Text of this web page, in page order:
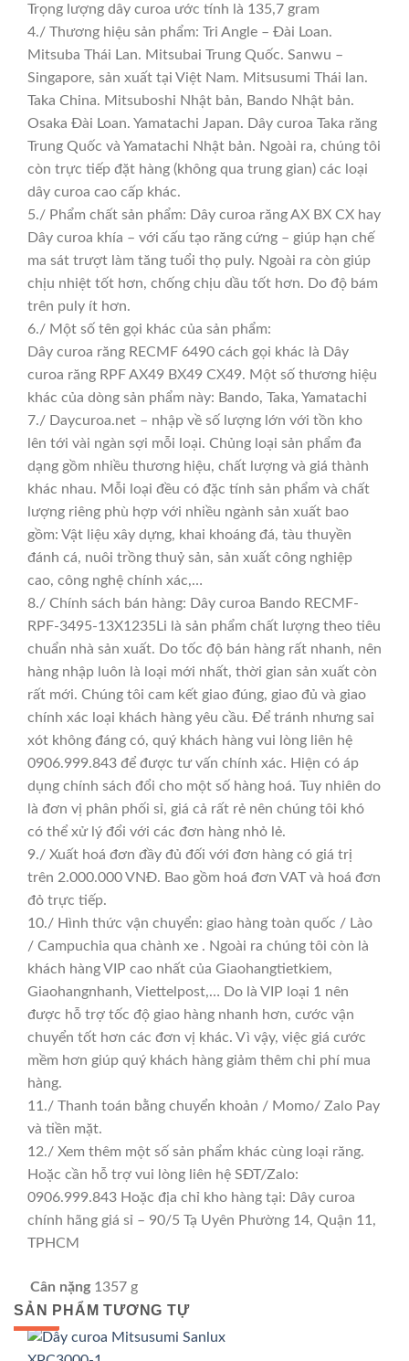
Trọng lượng dây curoa ước tính là 135,7 gram
4./ Thương hiệu sản phẩm: Tri Angle – Đài Loan.
Mitsuba Thái Lan. Mitsubai Trung Quốc. Sanwu –
Singapore, sản xuất tại Việt Nam. Mitsusumi Thái lan.
Taka China. Mitsuboshi Nhật bản, Bando Nhật bản.
Osaka Đài Loan. Yamatachi Japan. Dây curoa Taka răng
Trung Quốc và Yamatachi Nhật bản. Ngoài ra, chúng tôi
còn trực tiếp đặt hàng (không qua trung gian) các loại
dây curoa cao cấp khác.
5./ Phẩm chất sản phẩm: Dây curoa răng AX BX CX hay
Dây curoa khía – với cấu tạo răng cứng – giúp hạn chế
ma sát trượt làm tăng tuổi thọ puly. Ngoài ra còn giúp
chịu nhiệt tốt hơn, chống chịu dầu tốt hơn. Do độ bám
trên puly ít hơn.
6./ Một số tên gọi khác của sản phẩm:
Dây curoa răng RECMF 6490 cách gọi khác là Dây
curoa răng RPF AX49 BX49 CX49. Một số thương hiệu
khác của dòng sản phẩm này: Bando, Taka, Yamatachi
7./ Daycuroa.net – nhập về số lượng lớn với tồn kho
lên tới vài ngàn sợi mỗi loại. Chủng loại sản phẩm đa
dạng gồm nhiều thương hiệu, chất lượng và giá thành
khác nhau. Mỗi loại đều có đặc tính sản phẩm và chất
lượng riêng phù hợp với nhiều ngành sản xuất bao
gồm: Vật liệu xây dựng, khai khoáng đá, tàu thuyền
đánh cá, nuôi trồng thuỷ sản, sản xuất công nghiệp
cao, công nghệ chính xác,…
8./ Chính sách bán hàng: Dây curoa Bando RECMF-
RPF-3495-13X1235Li là sản phẩm chất lượng theo tiêu
chuẩn nhà sản xuất. Do tốc độ bán hàng rất nhanh, nên
hàng nhập luôn là loại mới nhất, thời gian sản xuất còn
rất mới. Chúng tôi cam kết giao đúng, giao đủ và giao
chính xác loại khách hàng yêu cầu. Để tránh nhưng sai
xót không đáng có, quý khách hàng vui lòng liên hệ
0906.999.843 để được tư vấn chính xác. Hiện có áp
dụng chính sách đổi cho một số hàng hoá. Tuy nhiên do
là đơn vị phân phối sỉ, giá cả rất rẻ nên chúng tôi khó
có thể xử lý đổi với các đơn hàng nhỏ lẻ.
9./ Xuất hoá đơn đầy đủ đối với đơn hàng có giá trị
trên 2.000.000 VNĐ. Bao gồm hoá đơn VAT và hoá đơn
đỏ trực tiếp.
10./ Hình thức vận chuyển: giao hàng toàn quốc / Lào
/ Campuchia qua chành xe . Ngoài ra chúng tôi còn là
khách hàng VIP cao nhất của Giaohangtietkiem,
Giaohangnhanh, Viettelpost,… Do là VIP loại 1 nên
được hỗ trợ tốc độ giao hàng nhanh hơn, cước vận
chuyển tốt hơn các đơn vị khác. Vì vậy, việc giá cước
mềm hơn giúp quý khách hàng giảm thêm chi phí mua
hàng.
11./ Thanh toán bằng chuyển khoản / Momo/ Zalo Pay
và tiền mặt.
12./ Xem thêm một số sản phẩm khác cùng loại răng.
Hoặc cần hỗ trợ vui lòng liên hệ SĐT/Zalo:
0906.999.843 Hoặc địa chỉ kho hàng tại: Dây curoa
chính hãng giá sỉ – 90/5 Tạ Uyên Phường 14, Quận 11,
TPHCM
Cân nặng 1357 g
SẢN PHẨM TƯƠNG TỰ
GIÁ SỈ
GIÁ TỐT